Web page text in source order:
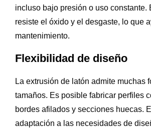
incluso bajo presión o uso constante.
resiste el óxido y el desgaste, lo que
mantenimiento.
Flexibilidad de diseño
La extrusión de latón admite muchas
tamaños. Es posible fabricar perfiles
bordes afilados y secciones huecas.
adaptación a las necesidades de